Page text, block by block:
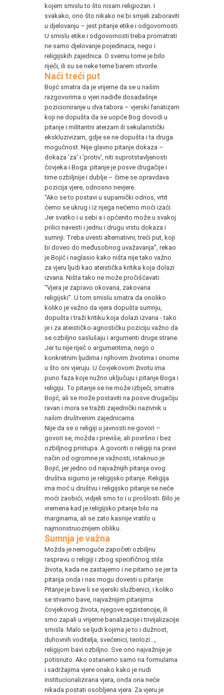
kojem smislu to što nisam religiozan. I
svakako, ono što nikako ne bi smjeli zaboraviti
u djelovanju – jest pitanje etike i odgovornosti.
U smislu etike i odgovornosti treba promatrati
ne samo djelovanje pojedinaca, nego i
religijskih zajednica. O svemu tome je bilo
riječi, ili su se neke teme barem otvorile.
Naći treći put
Bojić smatra da je vrijeme da se u našim
razgovorima o vjeri nadiđe dosadašnje
pozicioniranje u dva tabora – vjerski fanatizam
koji ne dopušta da se uopće Bog dovodi u
pitanje i militantni ateizam ili sekularistički
ekskluzivizam, gdje se ne dopušta i ta druga
mogućnost. Nije glavno pitanje dokaza –
dokaza 'za' i 'protiv', niti suprotstavljenosti
čovjeka i Boga: pitanje je posve drugačije i
time ozbiljnije i dublje – čime se opravdava
pozicija vjere, odnosno nevjere.
“Ako se to postavi u suparnički odnos, vrtit
ćemo se ukrug i iz njega nećemo moći izaći.
Jer svatko i u sebi a i općenito može u svakoj
prilici navesti i jednu i drugu vrstu dokaza i
sumnji. Treba uvesti alternativni, treći put, koji
bi doveo do međusobnog uvažavanja”, rekao
je Bojić i naglasio kako ništa nije tako važno
za vjeru ljudi kao ateistička kritika koja dolazi
izvana. Ništa tako ne može pročišćavati.
“Vjera je zapravo okovana, zakovana
religijski”. U tom smislu smatra da onoliko
koliko je važno da vjera dopušta sumnju,
dopušta i traži kritiku koja dolazi izvana - tako
je i za ateističko-agnostičku poziciju važno da
se ozbiljno saslušaju i argumenti druge strane.
Jer tu nije riječ o argumentima, nego o
konkretnim ljudima i njihovim životima i onome
u što oni vjeruju. U čovjekovom životu ima
puno faza koje nužno uključuju i pitanje Boga i
religiju. To pitanje se ne može izbjeći, smatra
Bojić, ali se može postaviti na posve drugačiju
ravan i mora se tražiti zajednički nazivnik u
našim društvenim zajednicama.
Nije da se o religiji u javnosti ne govori –
govori se, možda i previše, ali površno i bez
ozbiljnog pristupa. A govoriti o religiji na pravi
način od ogromne je važnosti, istaknuo je
Bojić, jer jedno od najvažnijih pitanja ovog
društva sigurno je religijsko pitanje. Religija
ima moć u društvu i religijsko pitanje se neće
moći zaobići, vidjeli smo to i u prošlosti. Bilo je
vremena kad je religijsko pitanje bilo na
marginama, ali se zato kasnije vratilo u
najmonstruoznijem obliku.
Sumnja je važna
Možda je nemoguće započeti ozbiljnu
raspravu o religiji i zbog specifičnog stila
života, kada ne zastajemo i ne pitamo se jer ta
pitanja onda i nas mogu dovesti u pitanje.
Pitanje je bave li se vjerski službenici, i koliko
se stvarno bave, najvažnijim pitanjima
čovjekovog života, njegove egzistencije, ili
smo zapali u vrijeme banalizacije i trivijalizacije
smisla. Malo se ljudi kojima je to i dužnost,
duhovnih voditelja, svećenici, teolozi...,
religijom bavi ozbiljno. Sve ono najvažnije je
potisnuto. Ako ostanemo samo na formulama
i sadržajima vjere onako kako je nudi
institucionalizirana vjera, onda ona neće
nikada postati osobljena vjera. Za vjeru je